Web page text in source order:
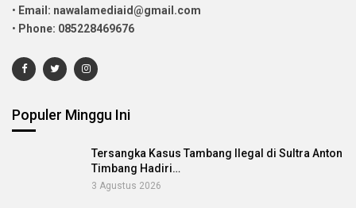
• Email: nawalamediaid@gmail.com
• Phone: 085228469676
Populer Minggu Ini
Tersangka Kasus Tambang Ilegal di Sultra Anton
Timbang Hadiri…
3 Agustus 2026